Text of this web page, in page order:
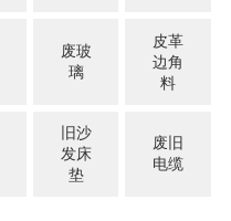
废玻
璃
皮革
边角
料
旧沙
发床
垫
废旧
电缆